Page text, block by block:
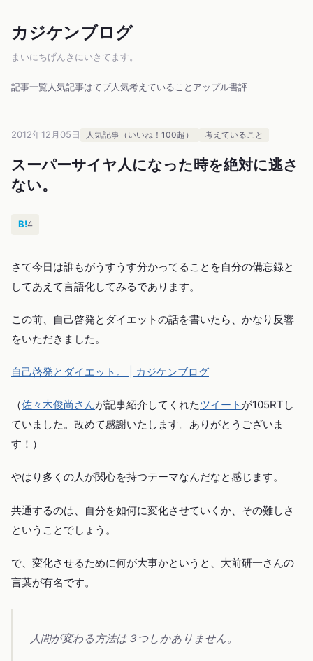
カジケンブログ
まいにちげんきにいきてます。
記事一覧 人気記事はてブ人気考えていること アップル書評
2012年12月05日 人気記事（いいね！100超） 考えていること
スーパーサイヤ人になった時を絶対に逃さ
ない。
B!4
さて今日は誰もがうすうす分かってることを自分の備忘録と
してあえて言語化してみるであります。
この前、自己啓発とダイエットの話を書いたら、かなり反響
をいただきました。
自己啓発とダイエット。 | カジケンブログ
（佐々木俊尚さんが記事紹介してくれたツイート が105RTし
ていました。改めて感謝いたします。ありがとうございま
す！）
やはり多くの人が関心を持つテーマなんだなと感じます。
共通するのは、自分を如何に変化させていくか、その難しさ
ということでしょう。
で、変化させるために何が大事かというと、大前研一さんの
言葉が有名です。
人間が変わる方法は３つしかありません。